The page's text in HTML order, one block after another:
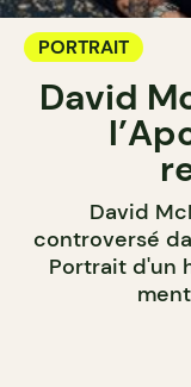
PORTRAIT
David
David
controversé
Portrait d'un